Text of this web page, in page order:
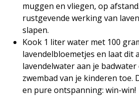
muggen en vliegen, op
rustgevende werking van
slapen.
Kook 1 liter water met 100
lavendelbloemetjes en laat dit
lavendelwater aan je
zwembad van je kinderen toe.
en pure ontspanning: win-win!